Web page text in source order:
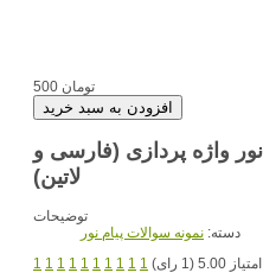
500 تومان
نور واژه پردازی (فارسی و
لاتین)
توضیحات
دسته: نمونه سوالات پیام نور
1 1 1 1 1 1 1 1 1 1
امتیاز 5.00 (1 رای)